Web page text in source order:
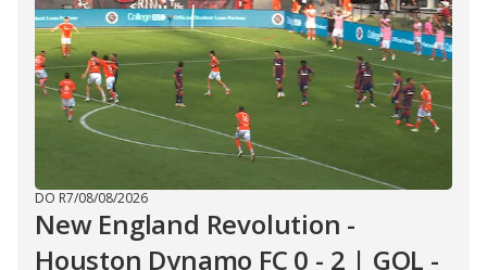
DO R7/08/08/2026
New England Revolution -
Houston Dynamo FC 0 - 2 | GOL -